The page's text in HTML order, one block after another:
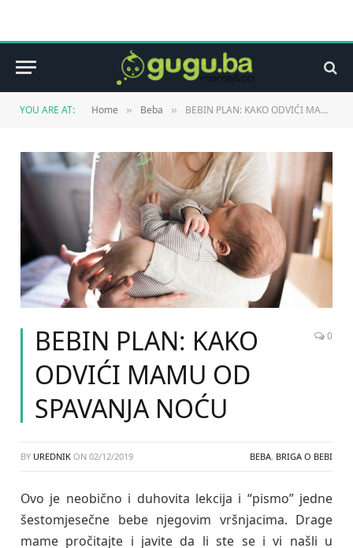
YOU ARE AT: Home » Beba » BEBIN PLAN: KAKO ODVIĆI MAMU OD SPAVANJA NOĆU
BEBIN PLAN: KAKO
ODVIĆI MAMU OD
SPAVANJA NOĆU
0
BY UREDNIK ON 02/12/2019 BEBA, BRIGA O BEBI
Ovo je neobično i duhovita lekcija i “pismo” jedne
šestomjesečne bebe njegovim vršnjacima. Drage
mame pročitajte i javite da li ste se i vi našli u